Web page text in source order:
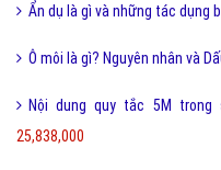
Ẩn dụ là gì và những tác dụng
Ô môi là gì? Nguyên nhân và
Nội dung quy tắc 5M trong
25,838,000